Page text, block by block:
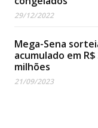
29/12/2022
Mega-Sena
acumulado em R$
milhões
21/09/2023